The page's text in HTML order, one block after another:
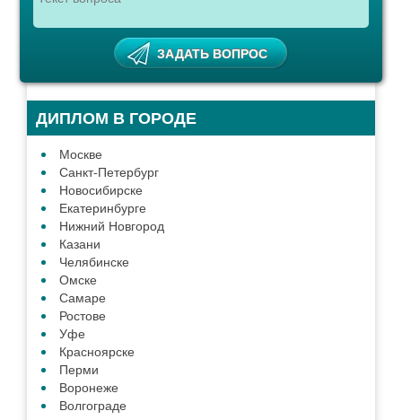
ДИПЛОМ В ГОРОДЕ
Москве
Санкт-Петербург
Новосибирске
Екатеринбурге
Нижний Новгород
Казани
Челябинске
Омске
Самаре
Ростове
Уфе
Красноярске
Перми
Воронеже
Волгограде